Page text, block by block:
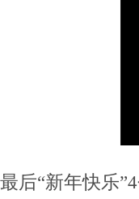
最后“新年快乐